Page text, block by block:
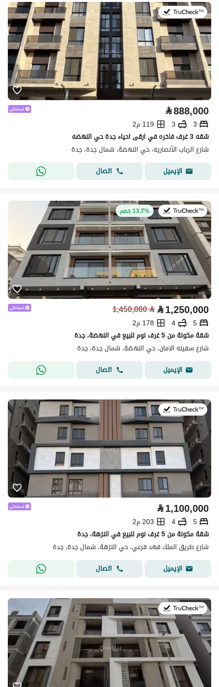
في:26 يوليو 2026
⃁888,000
3
3
119 م2
شقه 3 غرف فاخره في ارقى احياء جدة حي النهضه
شارع الرباب الأنصاريه، حي النهضة، شمال جدة، جدة
الإيميل
اتصال
في:8 يوليو 202613.7% خصم
⃁1,250,000
⃁
1,450,000
5
4
178 م2
شقة مكونة من 5 غرف نوم للبيع في النهضة، جدة
شارع سفينه الامان، حي النهضة، شمال جدة، جدة
الإيميل
اتصال
في:8 يوليو 2026
⃁1,100,000
5
4
203 م2
شقة مكونة من 5 غرف نوم للبيع في النزهة، جدة
شارع طريق الملك فهد فرعي، حي النزهة، شمال جدة، جدة
الإيميل
اتصال
في:22 يوليو 2026